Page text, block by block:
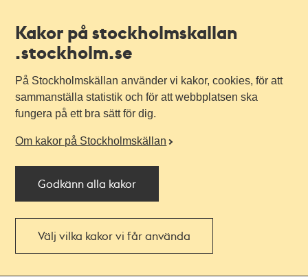
Kakor på stockholmskallan
.stockholm.se
På Stockholmskällan använder vi kakor, cookies, för att
sammanställa statistik och för att webbplatsen ska
fungera på ett bra sätt för dig.
Om kakor på Stockholmskällan
Godkänn alla kakor
Välj vilka kakor vi får använda